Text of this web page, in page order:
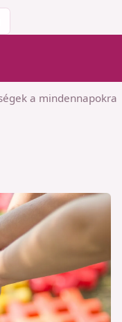
a mindennapokra